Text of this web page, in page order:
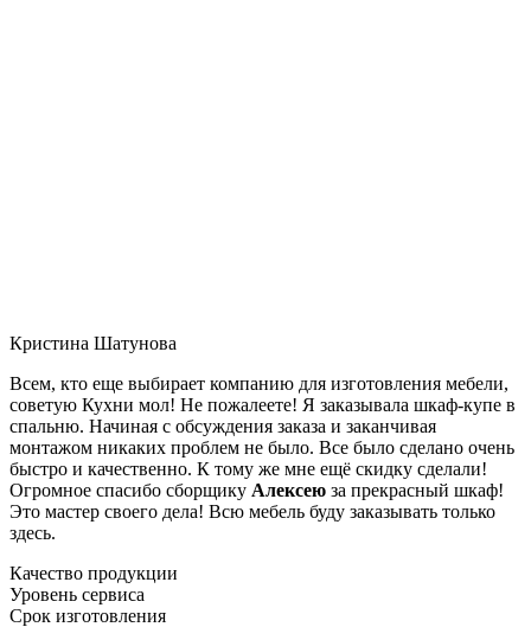
Кристина Шатунова
Всем, кто еще выбирает компанию для изготовления мебели,
советую Кухни мол! Не пожалеете! Я заказывала шкаф-купе в
спальню. Начиная с обсуждения заказа и заканчивая
монтажом никаких проблем не было. Все было сделано очень
быстро и качественно. К тому же мне ещё скидку сделали!
Огромное спасибо сборщику Алексею за прекрасный шкаф!
Это мастер своего дела! Всю мебель буду заказывать только
здесь.
Качество продукции
Уровень сервиса
Срок изготовления